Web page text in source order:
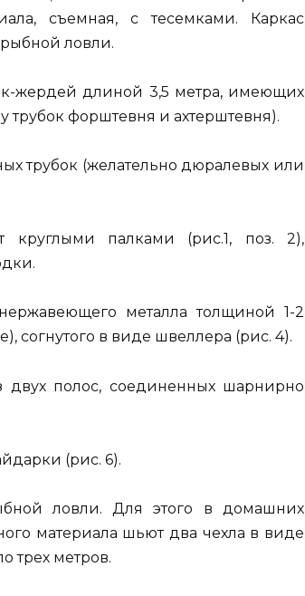
съемная, с тесемками. Каркас
рыбной ловли.
жердей длиной 3,5 метра, имеющих
форштевня и ахтерштевня).
трубок (желательно дюралевых или
палками (рис.1, поз. 2),
металла толщиной 1-2
согнутого в виде швеллера (рис. 4).
двух полос, соединенных шарнирно
(рис. 6).
ловли. Для этого в домашних
материала шьют два чехла в виде
трех метров.